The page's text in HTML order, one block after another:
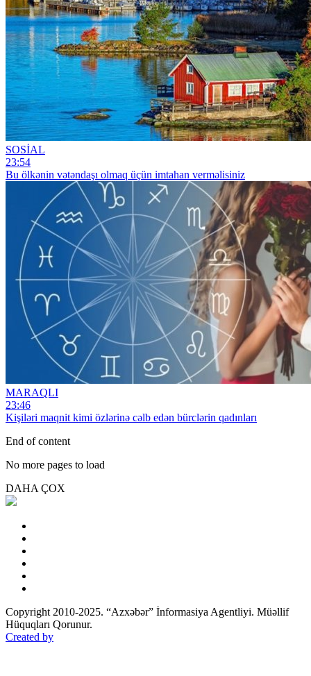
SOSİAL
23:54
Bu ölkənin vətəndaşı olmaq üçün imtahan verməlisiniz
MARAQLI
23:46
Kişiləri maqnit kimi özlərinə cəlb edən bürclərin qadınları
End of content
No more pages to load
DAHA ÇOX
Copyright 2010-2025. “Azxəbər” İnformasiya Agentliyi. Müəllif
Hüquqları Qorunur.
Created by